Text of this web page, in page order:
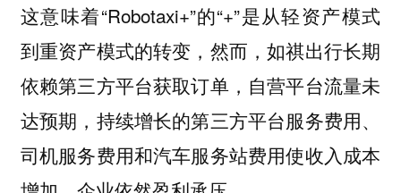
这意味着“Robotaxi+”的“+”是从轻资产模式
到重资产模式的转变，然而，如祺出行长期
依赖第三方平台获取订单，自营平台流量未
达预期，持续增长的第三方平台服务费用、
司机服务费用和汽车服务站费用使收入成本